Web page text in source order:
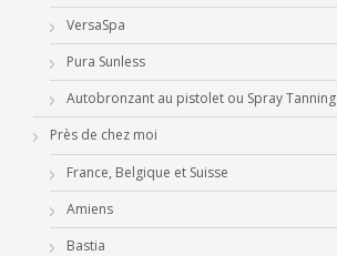
VersaSpa
Pura Sunless
Autobronzant au pistolet ou Spray Tanning
Près de chez moi
France, Belgique et Suisse
Amiens
Bastia